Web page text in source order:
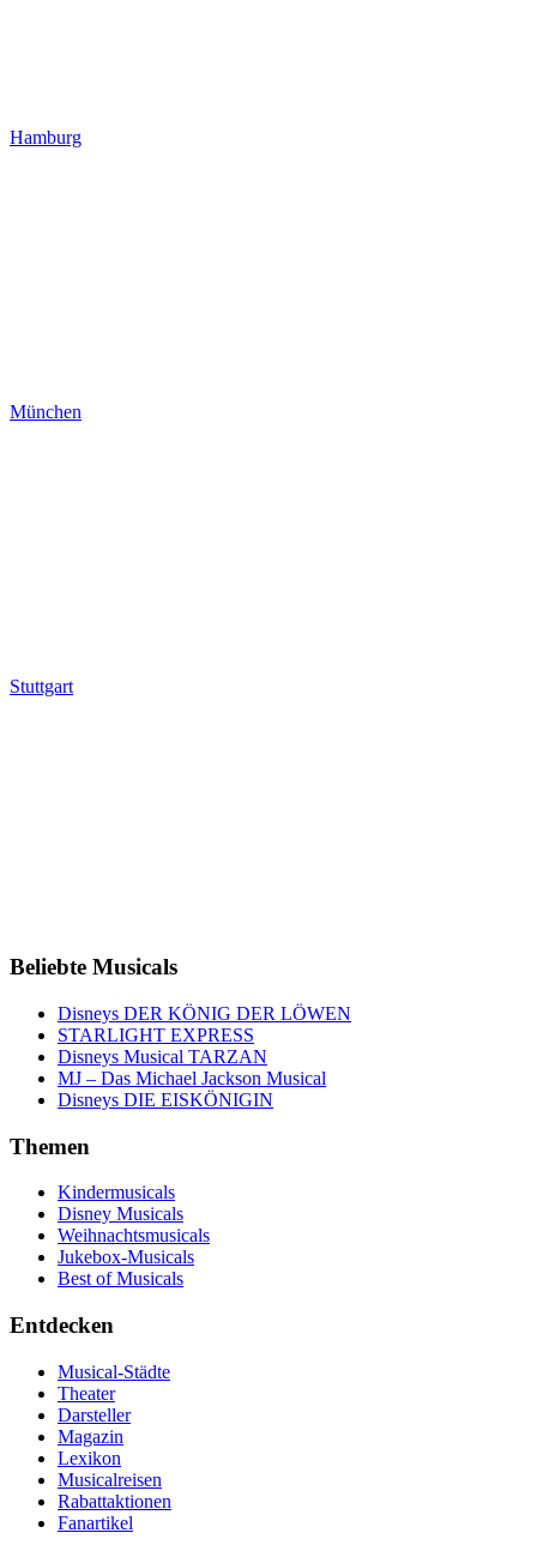
Hamburg
München
Stuttgart
Beliebte Musicals
Disneys DER KÖNIG DER LÖWEN
STARLIGHT EXPRESS
Disneys Musical TARZAN
MJ – Das Michael Jackson Musical
Disneys DIE EISKÖNIGIN
Themen
Kindermusicals
Disney Musicals
Weihnachtsmusicals
Jukebox-Musicals
Best of Musicals
Entdecken
Musical-Städte
Theater
Darsteller
Magazin
Lexikon
Musicalreisen
Rabattaktionen
Fanartikel